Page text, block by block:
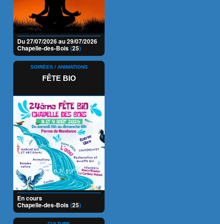
Du 27/07/2026 au 29/07/2026
Chapelle-des-Bois(25)
SOIRÉES / ANIMATIONS
FÊTE BIO
En cours
Chapelle-des-Bois(25)